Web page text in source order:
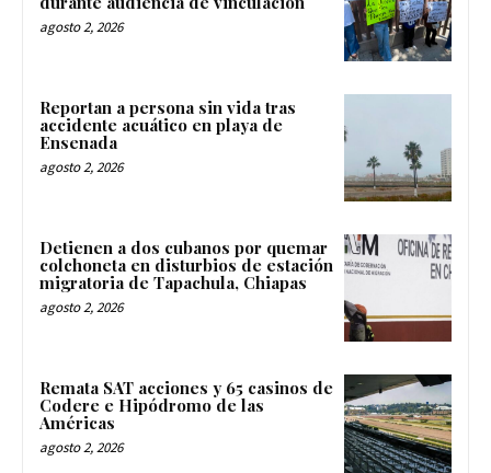
agosto 2, 2026
Reportan a persona sin vida tras
accidente acuático en playa de
Ensenada
agosto 2, 2026
Detienen a dos cubanos por quemar
colchoneta en disturbios de estación
migratoria de Tapachula, Chiapas
agosto 2, 2026
Remata SAT acciones y 65 casinos de
Codere e Hipódromo de las
Américas
agosto 2, 2026